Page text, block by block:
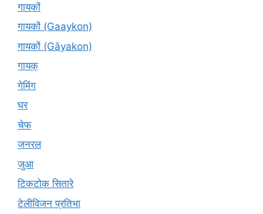
गायकों
गायकों (Gaaykon)
गायकों (Gāyakon)
गायक्
गेमिंग
घर
चेफ
जनरल
जुआ
टिकटोक सितारे
टेलीविजन प्रतिभा